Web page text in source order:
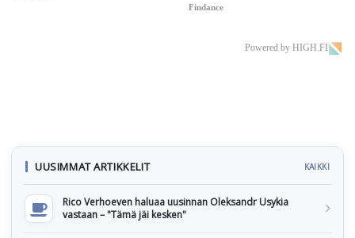
Findance
Powered by HIGH.FI
UUSIMMAT ARTIKKELIT KAIKKI
Rico Verhoeven haluaa uusinnan Oleksandr Usykia
vastaan – "Tämä jäi kesken"